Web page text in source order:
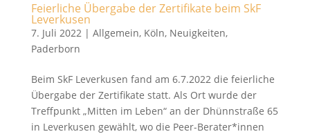
Feierliche Übergabe der Zertifikate beim SkF
Leverkusen
7. Juli 2022| Allgemein, Köln, Neuigkeiten,
Paderborn
Beim SkF Leverkusen fand am 6.7.2022 die feierliche
Übergabe der Zertifikate statt. Als Ort wurde der
Treffpunkt „Mitten im Leben“ an der Dhünnstraße 65
in Leverkusen gewählt, wo die Peer-Berater*innen